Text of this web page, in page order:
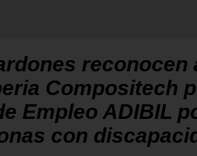
Compositech
Empleo ADIBIL
con